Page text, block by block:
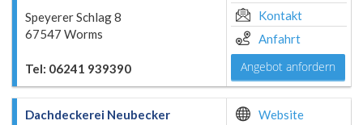
Speyerer Schlag 8
67547 Worms
Tel: 06241 939390
Kontakt
Anfahrt
Angebot anfordern
Dachdeckerei Neubecker Website